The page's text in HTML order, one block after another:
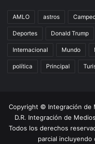
AMLO astros
Deportes Donald Trump
Internacional Mundo
política Principal
Copyright © Integración de
D.R. Integración de
Todos los derechos
parcial